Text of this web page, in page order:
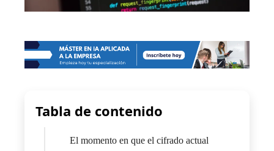
Tabla de contenido
El momento en que el cifrado actual